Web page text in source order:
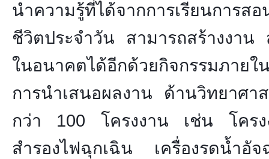
นำความรู้ที่ได้จากการเรียนการส
ชีวิตประจำวัน สามารถสร้างงาน
ในอนาคตได้อีกด้วยกิจกรรมภายใ
การนำเสนอผลงาน ด้านวิทยาศ
กว่า 100 โครงงาน เช่น โครงง
สำรองไฟฉุกเฉิน เครื่องรดน้ำอั